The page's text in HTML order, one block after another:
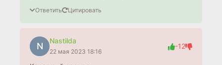
Ответить Цитировать
N
Nastilda
22 мая 2023 18:16
-12